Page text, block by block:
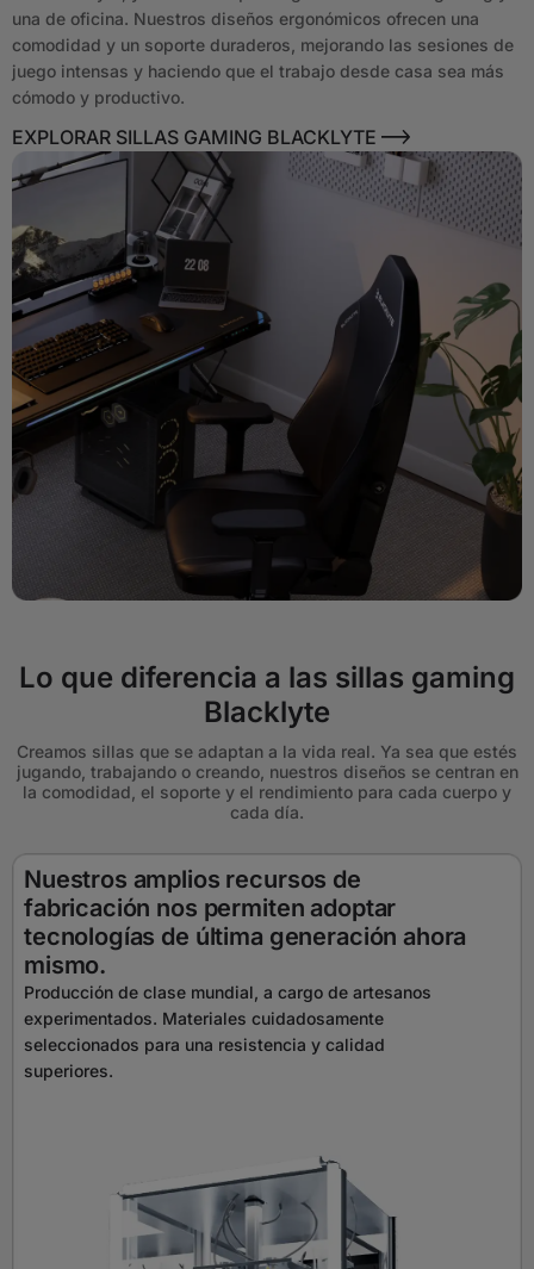
una de oficina. Nuestros diseños ergonómicos ofrecen una
comodidad y un soporte duraderos, mejorando las sesiones de
juego intensas y haciendo que el trabajo desde casa sea más
cómodo y productivo.
EXPLORAR SILLAS GAMING BLACKLYTE
Lo que diferencia a las sillas gaming
Blacklyte
Creamos sillas que se adaptan a la vida real. Ya sea que estés
jugando, trabajando o creando, nuestros diseños se centran en
la comodidad, el soporte y el rendimiento para cada cuerpo y
cada día.
Nuestros amplios recursos de
fabricación nos permiten adoptar
tecnologías de última generación ahora
mismo.
Producción de clase mundial, a cargo de artesanos
experimentados. Materiales cuidadosamente
seleccionados para una resistencia y calidad
superiores.